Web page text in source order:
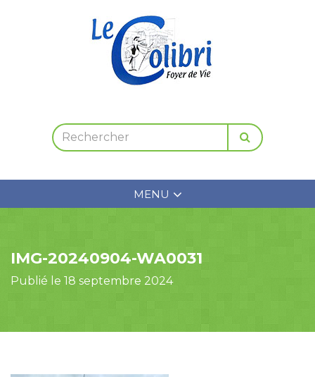
MENU
IMG-20240904-WA0031
Publié le 18 septembre 2024